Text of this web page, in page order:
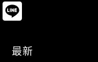
最新